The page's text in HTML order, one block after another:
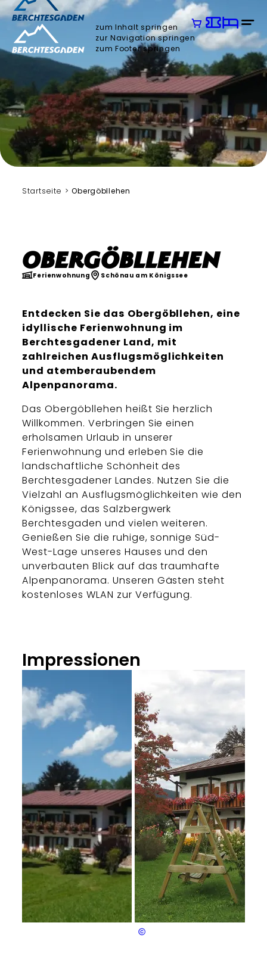
zum Inhalt springen
zur Navigation springen
zum Footer springen
Startseite Obergöbllehen
Obergöbllehen
Ferienwohnung Schönau am Königssee
Entdecken Sie das Obergöbllehen, eine
idyllische Ferienwohnung im
Berchtesgadener Land, mit
zahlreichen Ausflugsmöglichkeiten
und atemberaubendem
Alpenpanorama.
Das Obergöbllehen heißt Sie herzlich
Willkommen. Verbringen Sie einen
erholsamen Urlaub in unserer
Ferienwohnung und erleben Sie die
landschaftliche Schönheit des
Berchtesgadener Landes. Nutzen Sie die
Vielzahl an Ausflugsmöglichkeiten wie den
Königssee, das Salzbergwerk
Berchtesgaden und vielen weiteren.
Genießen Sie die ruhige, sonnige Süd-
West-Lage unseres Hauses und den
unverbauten Blick auf das traumhafte
Alpenpanorama. Unseren Gästen steht
kostenloses WLAN zur Verfügung.
Impressionen
Martin Schlereth